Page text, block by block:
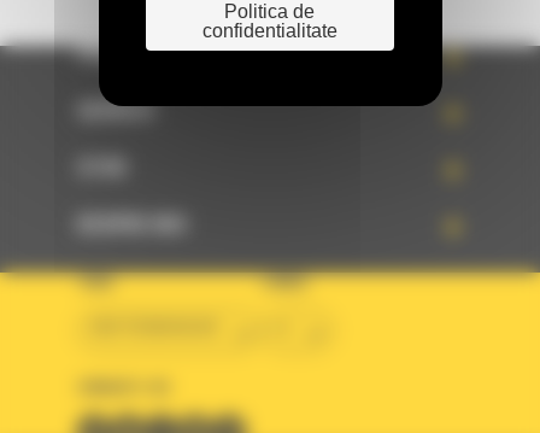
PRODUSE
SERVICII
TARA LIMBA
Politica de
confidentialitate